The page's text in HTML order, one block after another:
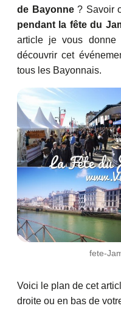
de Bayonne? Savoir
pendant la fête du
article je vous donne
découvrir cet
tous les Bayonnais.
fete-
Voici le plan de cet
droite ou en bas de